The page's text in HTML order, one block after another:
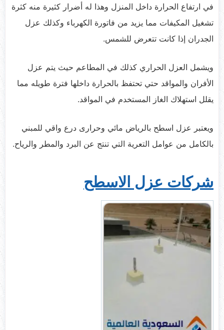
في ارتفاع الحرارة داخل المنزل وهذا له أضرار كثيرة منه كثرة
تشغيل المكيفات مما يزيد من فاتورة الكهرباء وكذلك عزل
الجدران إذا كانت تتعرض للشمس.
ويشمل العزل الحراري كذلك في المطاعم حيث يتم عزل
الأفران والمواقد حتي تحتفظ بالحرارة داخلها فترة طويله مما
يقلل استهلاك الغاز المستخدم في المواقد.
ويعتبر عزل اسطح بالرياض مائي وحرارى درع واقي للمبني
بالكامل من عوامل التعرية التي تنتج عن البرد والمطر والرياح.
شركات عزل الاسطح